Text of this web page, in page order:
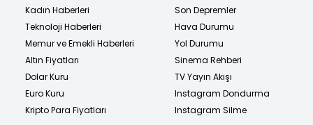
Kadın Haberleri
Teknoloji Haberleri
Memur ve Emekli Haberleri
Altın Fiyatları
Dolar Kuru
Euro Kuru
Kripto Para Fiyatları
Son Depremler
Hava Durumu
Yol Durumu
Sinema Rehberi
TV Yayın Akışı
Instagram Dondurma
Instagram Silme